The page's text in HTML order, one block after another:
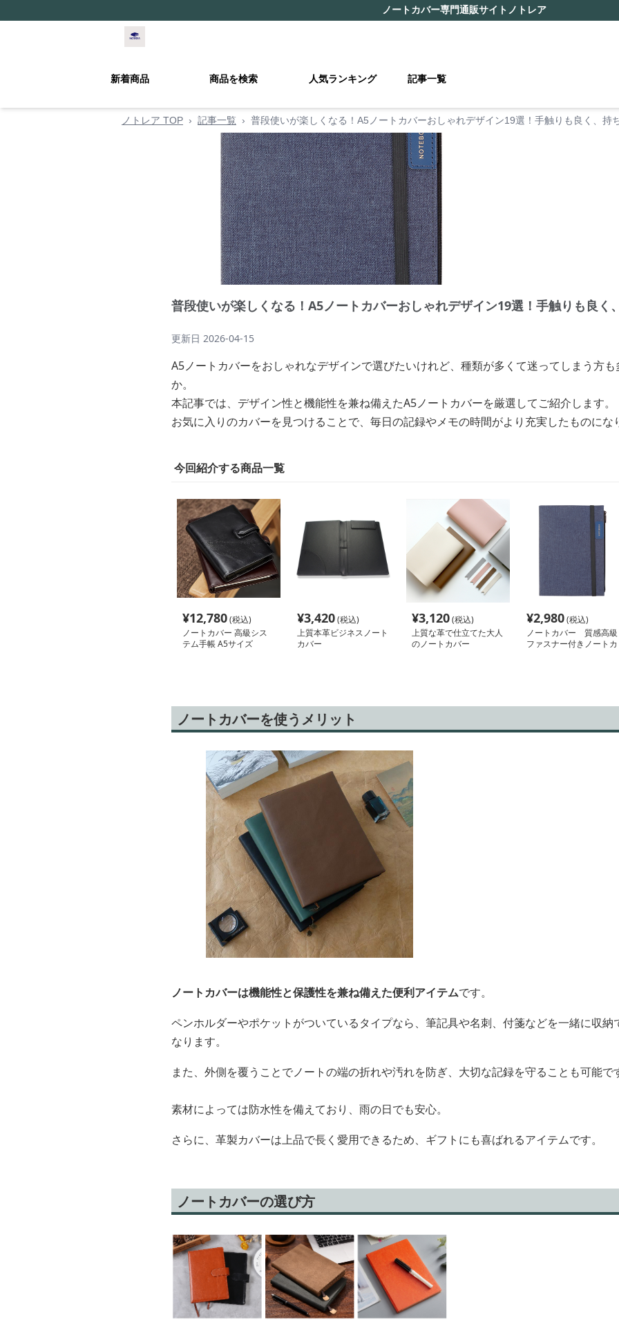
ノートカバー専門通販サイト ノトレア
新着商品 商品を検索 人気ランキング 記事一覧
ノトレア TOP › 記事一覧 › 普段使いが楽しくなる！A5ノートカバーおしゃれデザイン19選！手触りも良く、持
普段使いが楽しくなる！A5ノートカバーおしゃれデザイン19選！手触りも良く
更新日 2026-04-15
A5ノートカバーをおしゃれなデザインで選びたいけれど、種類が多くて迷ってしまう方も
か。
本記事では、デザイン性と機能性を兼ね備えたA5ノートカバーを厳選してご紹介します。
お気に入りのカバーを見つけることで、毎日の記録やメモの時間がより充実したものにな
今回紹介する商品一覧
¥12,780(税込)
ノートカバー 高級シス
テム手帳 A5サイズ
¥3,420(税込)
上質本革ビジネスノート
カバー
¥3,120(税込)
上質な革で仕立てた大人
のノートカバー
¥2,980(税込)
ノートカバー 質感高級
ファスナー付きノートカ
ノートカバーを使うメリット
ノートカバーは機能性と保護性を兼ね備えた便利アイテムです。
ペンホルダーやポケットがついているタイプなら、筆記具や名刺、付箋などを一緒に収納
なります。
また、外側を覆うことでノートの端の折れや汚れを防ぎ、大切な記録を守ることも可能で
素材によっては防水性を備えており、雨の日でも安心。
さらに、革製カバーは上品で長く愛用できるため、ギフトにも喜ばれるアイテムです。
ノートカバーの選び方